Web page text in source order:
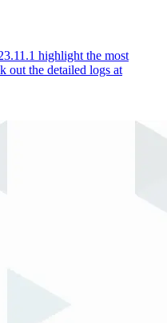
highlight the most
out the detailed logs at